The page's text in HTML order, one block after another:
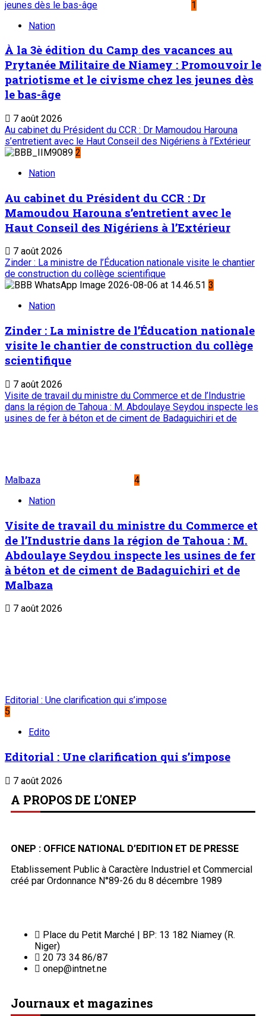
jeunes dès le bas-âge
1
Nation
À la 3è édition du Camp des vacances au
Prytanée Militaire de Niamey : Promouvoir le
patriotisme et le civisme chez les jeunes dès
le bas-âge
7 août 2026
Au cabinet du Président du CCR : Dr Mamoudou Harouna
s’entretient avec le Haut Conseil des Nigériens à l’Extérieur
2
Nation
Au cabinet du Président du CCR : Dr
Mamoudou Harouna s’entretient avec le
Haut Conseil des Nigériens à l’Extérieur
7 août 2026
Zinder : La ministre de l’Éducation nationale visite le chantier
de construction du collège scientifique
3
Nation
Zinder : La ministre de l’Éducation nationale
visite le chantier de construction du collège
scientifique
7 août 2026
Visite de travail du ministre du Commerce et de l’Industrie
dans la région de Tahoua : M. Abdoulaye Seydou inspecte les
usines de fer à béton et de ciment de Badaguichiri et de
Malbaza
4
Nation
Visite de travail du ministre du Commerce et
de l’Industrie dans la région de Tahoua : M.
Abdoulaye Seydou inspecte les usines de fer
à béton et de ciment de Badaguichiri et de
Malbaza
7 août 2026
Editorial : Une clarification qui s’impose
5
Edito
Editorial : Une clarification qui s’impose
7 août 2026
A PROPOS DE L'ONEP
ONEP : OFFICE NATIONAL D’EDITION ET DE PRESSE
Etablissement Public à Caractère Industriel et Commercial
créé par Ordonnance N°89-26 du 8 décembre 1989
Place du Petit Marché | BP: 13 182 Niamey (R.
Niger)
20 73 34 86/87
onep@intnet.ne
Journaux et magazines